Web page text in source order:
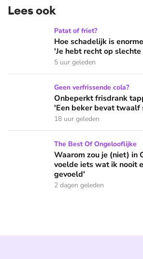
Lees ook
Hoe schadelijk is enorme aanbod
Patat of friet?
Hoe schadelijk is
'Je hebt recht op
5 uur geleden
Onbeperkt frisdrank tappen in de
Geen verfrissende cola?
Onbeperkt frisdrank
'Een beker bevat twaalf
18 uur geleden
Waarom zou je (niet) in God
The Best Of Ongelooflijke
Waarom zou je (niet) in
voelde iets wat ik nooit
gevoeld'
2 dagen geleden